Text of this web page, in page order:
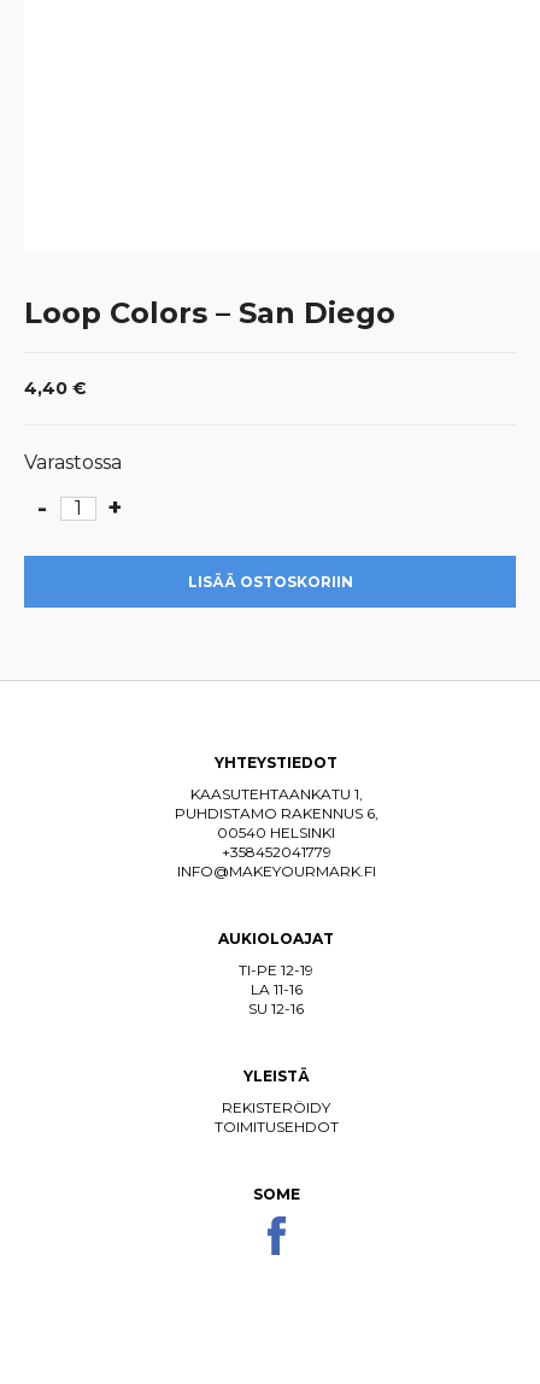
Loop Colors – San Diego
4,40 €
Varastossa
-
Loop
-
Diego
+
LISÄÄ OSTOSKORIIN
YHTEYSTIEDOT
KAASUTEHTAANKATU 1,
PUHDISTAMO RAKENNUS 6,
00540 HELSINKI
+358452041779
INFO@MAKEYOURMARK.FI
AUKIOLOAJAT
TI-PE 12-19
LA 11-16
SU 12-16
YLEISTÄ
REKISTERÖIDY
TOIMITUSEHDOT
SOME